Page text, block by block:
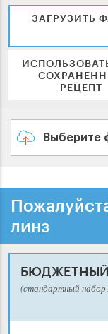
ЗАГРУЗИТЬ
РЕЦЕПТ
Выберите
линз
БЮДЖЕТНЫЙ
(стандартный набор